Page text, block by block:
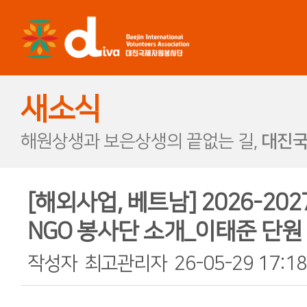
새소식
해원상생과 보은상생의 끝없는 길, 대진
[해외사업, 베트남] 2026-
NGO 봉사단 소개_이태준 단원
작성자 최고관리자 26-05-29 17:18